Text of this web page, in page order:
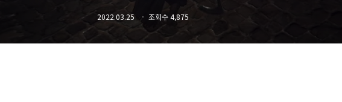
2022.03.25 조회수 4,875